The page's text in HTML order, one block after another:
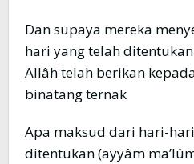
Dan supaya mereka
hari yang telah
Allâh telah berikan
binatang ternak
Apa maksud dari hari-
ditentukan (ayyâm